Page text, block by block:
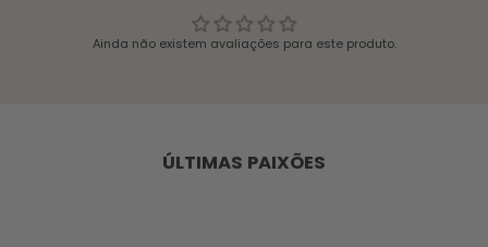
Ainda não existem avaliações para este produto.
ÚLTIMAS PAIXÕES